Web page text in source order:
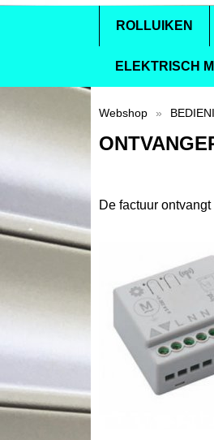
ROLLUIKEN
ELEKTRISCH
Webshop »
De factuur